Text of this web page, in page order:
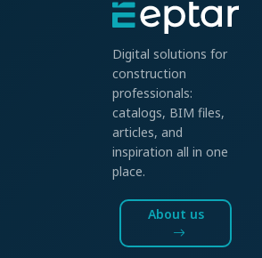
Digital solutions for
construction
professionals:
catalogs, BIM files,
articles, and
inspiration all in one
place.
About us